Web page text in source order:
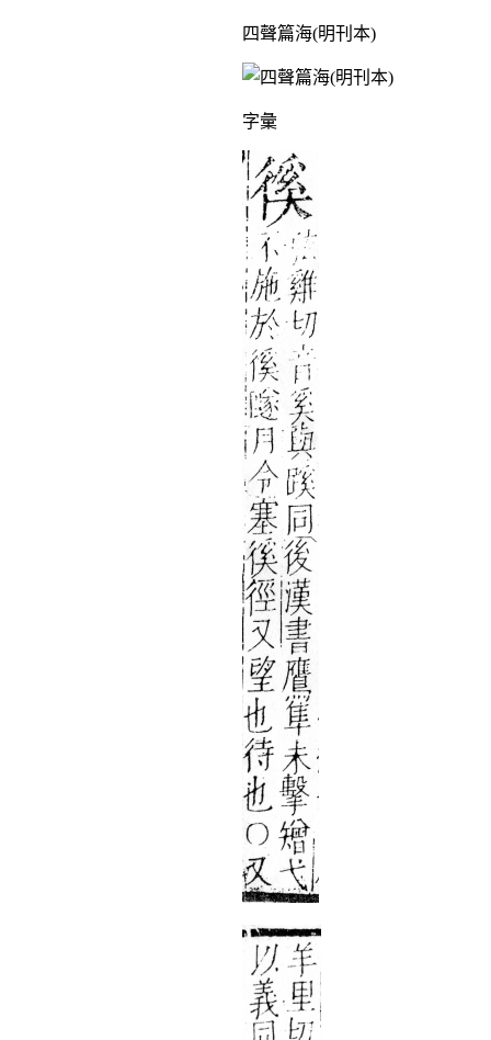
四聲篇海(明刊本)
字彙